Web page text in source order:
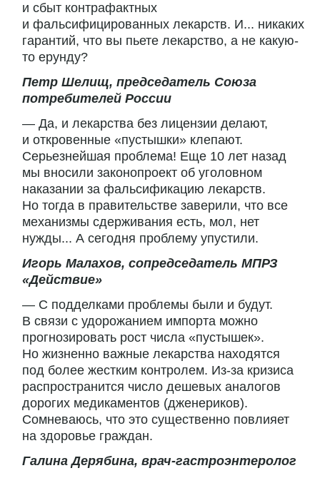
и сбыт контрафактных
и фальсифицированных лекарств. И... никаких
гарантий, что вы пьете лекарство, а не какую-
то ерунду?
Петр Шелищ, председатель Союза
потребителей России
— Да, и лекарства без лицензии делают,
и откровенные «пустышки» клепают.
Серьезнейшая проблема! Еще 10 лет назад
мы вносили законопроект об уголовном
наказании за фальсификацию лекарств.
Но тогда в правительстве заверили, что все
механизмы сдерживания есть, мол, нет
нужды... А сегодня проблему упустили.
Игорь Малахов, сопредседатель МПРЗ
«Действие»
— С подделками проблемы были и будут.
В связи с удорожанием импорта можно
прогнозировать рост числа «пустышек».
Но жизненно важные лекарства находятся
под более жестким контролем. Из-за кризиса
распространится число дешевых аналогов
дорогих медикаментов (дженериков).
Сомневаюсь, что это существенно повлияет
на здоровье граждан.
Галина Дерябина, врач-гастроэнтеролог